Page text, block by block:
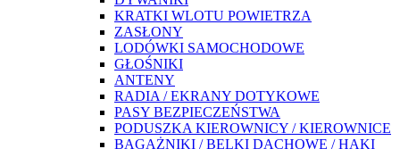
KRATKI WLOTU POWIETRZA
ZASŁONY
LODÓWKI SAMOCHODOWE
GŁOŚNIKI
ANTENY
RADIA / EKRANY DOTYKOWE
PASY BEZPIECZEŃSTWA
PODUSZKA KIEROWNICY / KIEROWNICE
BAGAŻNIKI / BELKI DACHOWE / HAKI